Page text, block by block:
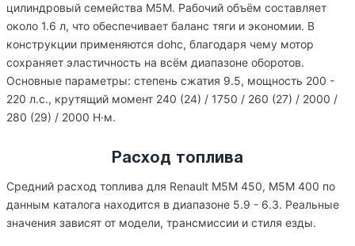
цилиндровый семейства M5M. Рабочий объём составляет
около 1.6 л, что обеспечивает баланс тяги и экономии. В
конструкции применяются dohc, благодаря чему мотор
сохраняет эластичность на всём диапазоне оборотов.
Основные параметры: степень сжатия 9.5, мощность 200 -
220 л.с., крутящий момент 240 (24) / 1750 / 260 (27) / 2000 /
280 (29) / 2000 Н·м.
Расход топлива
Средний расход топлива для Renault M5M 450, M5M 400 по
данным каталога находится в диапазоне 5.9 - 6.3. Реальные
значения зависят от модели, трансмиссии и стиля езды.